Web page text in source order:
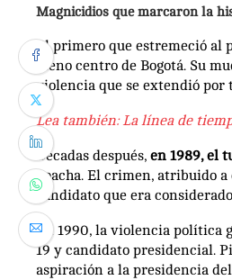
Magnicidios que marcaron la
El primero que estremeció al
pleno centro de Bogotá. Su
violencia que se extendió por
Lea también: La línea de
Décadas después, en 1989, el
Soacha. El crimen, atribuido
candidato que era
En 1990, la violencia política
19 y candidato presidencial.
aspiración a la presidencia